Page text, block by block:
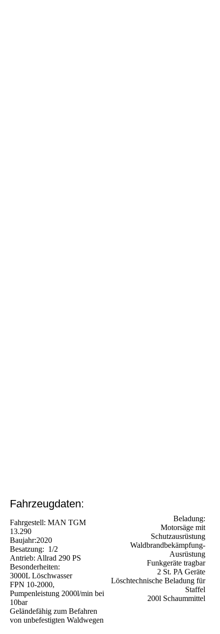
Fahrzeugdaten:
Fahrgestell: MAN TGM
13.290
Baujahr:2020
Besatzung: 1/2
Antrieb: Allrad 290 PS
Besonderheiten:
3000L Löschwasser
FPN 10-2000,
Pumpenleistung 2000l/min bei
10bar
Geländefähig zum Befahren
von unbefestigten Waldwegen
Beladung:
Motorsäge mit
Schutzausrüstung
Waldbrandbekämpfung-
Ausrüstung
Funkgeräte tragbar
2 St. PA Geräte
Löschtechnische Beladung für
Staffel
200l Schaummittel